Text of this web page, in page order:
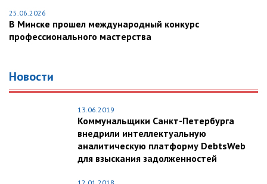
25.06.2026
В Минске прошел международный конкурс
профессионального мастерства
Новости
13.06.2019
Коммунальщики Санкт-Петербурга
внедрили интеллектуальную
аналитическую платформу DebtsWeb
для взыскания задолженностей